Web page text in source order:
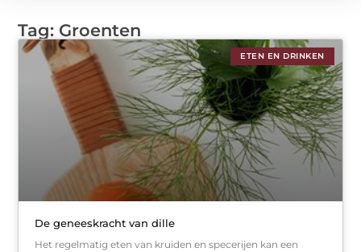
Tag: Groenten
ETEN EN DRINKEN
De geneeskracht van dille
Het regelmatig eten van kruiden en specerijen kan een